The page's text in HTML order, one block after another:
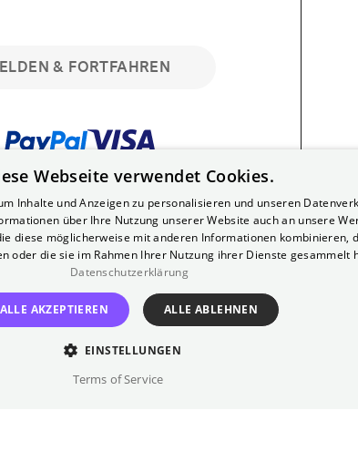
& FORTFAHREN
dich kostenlos für bis zu 90
Unlimited-Mitglied?
Yorck-Mitgliedskonto
Webseite verwendet Cookies.
Inhalte und Anzeigen zu personalisieren und unseren
über Ihre Nutzung unserer Website auch an unsere
diese möglicherweise mit anderen Informationen kombinieren,
oder die sie im Rahmen Ihrer Nutzung ihrer Dienste gesammelt
Datenschutzerklärung
ALLE AKZEPTIEREN ALLE ABLEHNEN
EINSTELLUNGEN
Terms of Service